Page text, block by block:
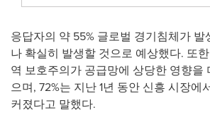
응답자의 약 55% 글로벌 경기침체가 발
나 확실히 발생할 것으로 예상했다. 또
역 보호주의가 공급망에 상당한 영향을
으며, 72%는 지난 1년 동안 신흥 시장에
커졌다고 말했다.